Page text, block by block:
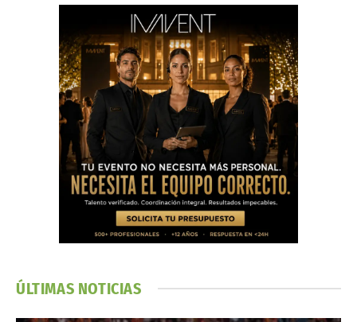
ÚLTIMAS NOTICIAS